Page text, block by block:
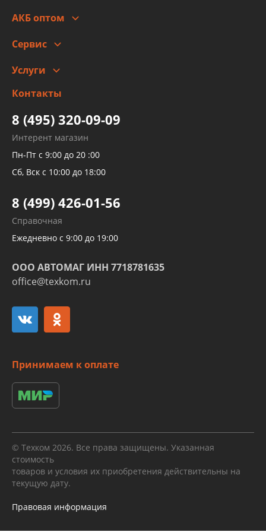
Гарантии и возврат
АКБ оптом
Сервис
Заправка кондиционера авто
Детейлинг
Услуги
высокого давления
Тормозных трубок
Рукавов гидроусилителей
Рукавов компрессоров и турбин
Трубок кондиционеров
Развертка пайка медных стальных
алюминиевых трубок и штуцеров
Контакты
8 (495) 320-09-09
Интерент магазин
Пн-Пт с 9:00 до 20 :00
Сб, Вск с 10:00 до 18:00
8 (499) 426-01-56
Справочная
Ежедневно с 9:00 до 19:00
ООО АВТОМАГ ИНН 7718781635
office@texkom.ru
Принимаем к оплате
© Техком 2026. Все права защищены. Указанная
стоимость
товаров и условия их приобретения действительны на
текущую дату.
Правовая информация